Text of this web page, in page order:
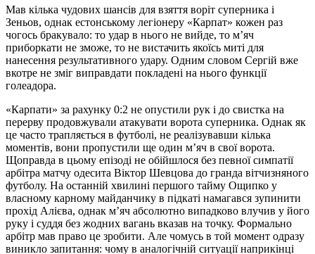
Мав кілька чудових шансів для взяття воріт суперника і
Зеньов, однак естонському легіонеру «Карпат» кожен раз
чогось бракувало: то удар в нього не вийде, то м’яч
приборкати не зможе, то не вистачить якоїсь миті для
нанесення результативного удару. Одним словом Сергій вже
вкотре не зміг виправдати покладені на нього функції
голеадора.
«Карпати» за рахунку 0:2 не опустили рук і до свистка на
перерву продовжували атакувати ворота суперника. Однак як
це часто трапляється в футболі, не реалізувавши кілька
моментів, вони пропустили ще один м’яч в свої ворота.
Щоправда в цьому епізоді не обійшлося без певної симпатії
арбітра матчу одесита Віктор Шевцова до гранда вітчизняного
футболу. На останній хвилині першого тайму Ощипко у
власному карному майданчику в підкаті намагався зупинити
прохід Алієва, однак м’яч абсолютно випадково влучив у його
руку і суддя без жодних вагань вказав на точку. Формально
арбітр мав право це зробити. Але чомусь в той момент одразу
виникло запитання: чому в аналогічній ситуації наприкінці